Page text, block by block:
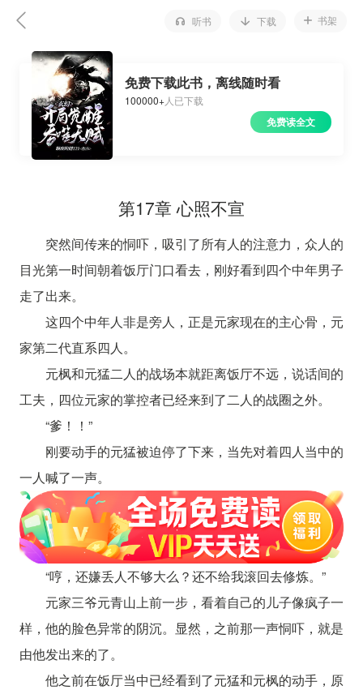
听书 下载 书架
免费下载此书，离线随时看
100000+人已下载
免费读全文
第17章 心照不宣
突然间传来的恫吓，吸引了所有人的注意力，众人的
目光第一时间朝着饭厅门口看去，刚好看到四个中年男子
走了出来。
这四个中年人非是旁人，正是元家现在的主心骨，元
家第二代直系四人。
元枫和元猛二人的战场本就距离饭厅不远，说话间的
工夫，四位元家的掌控者已经来到了二人的战圈之外。
“爹！！”
刚要动手的元猛被迫停了下来，当先对着四人当中的
一人喊了一声。
“哼，还嫌丢人不够大么？还不给我滚回去修炼。”
元家三爷元青山上前一步，看着自己的儿子像疯子一
样，他的脸色异常的阴沉。显然，之前那一声恫吓，就是
由他发出来的了。
他之前在饭厅当中已经看到了元猛和元枫的动手，原